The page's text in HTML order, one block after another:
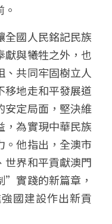
全國人民銘記民族
獻與犧牲之外，也
共同牢固樹立人
移地走和平發展道
安定局面，堅決維
，為實現中華民族
。他指出，全澳市
世界和平貢獻澳門
實踐的新篇章，
國建設作出新貢